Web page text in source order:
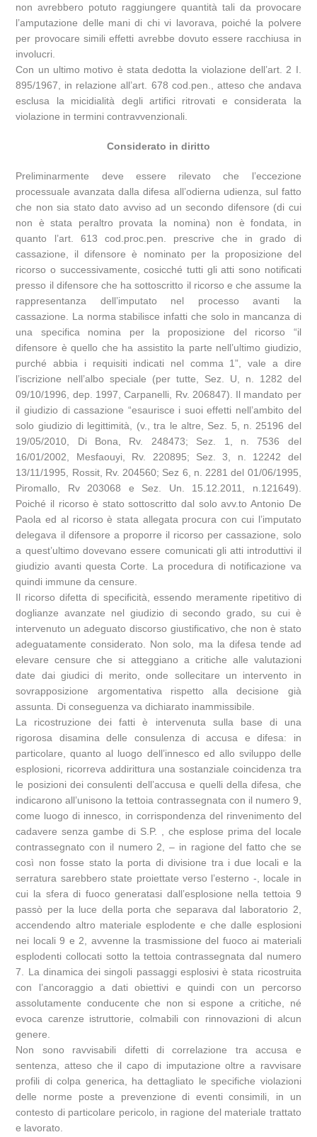
non avrebbero potuto raggiungere quantità tali da provocare
l’amputazione delle mani di chi vi lavorava, poiché la polvere
per provocare simili effetti avrebbe dovuto essere racchiusa in
involucri.
Con un ultimo motivo è stata dedotta la violazione dell’art. 2 I.
895/1967, in relazione all’art. 678 cod.pen., atteso che andava
esclusa la micidialità degli artifici ritrovati e considerata la
violazione in termini contravvenzionali.
Considerato in diritto
Preliminarmente deve essere rilevato che l’eccezione
processuale avanzata dalla difesa all’odierna udienza, sul fatto
che non sia stato dato avviso ad un secondo difensore (di cui
non è stata peraltro provata la nomina) non è fondata, in
quanto l’art. 613 cod.proc.pen. prescrive che in grado di
cassazione, il difensore è nominato per la proposizione del
ricorso o successivamente, cosicché tutti gli atti sono notificati
presso il difensore che ha sottoscritto il ricorso e che assume la
rappresentanza dell’imputato nel processo avanti la
cassazione. La norma stabilisce infatti che solo in mancanza di
una specifica nomina per la proposizione del ricorso “il
difensore è quello che ha assistito la parte nell’ultimo giudizio,
purché abbia i requisiti indicati nel comma 1”, vale a dire
l’iscrizione nell’albo speciale (per tutte, Sez. U, n. 1282 del
09/10/1996, dep. 1997, Carpanelli, Rv. 206847). Il mandato per
il giudizio di cassazione “esaurisce i suoi effetti nell’ambito del
solo giudizio di legittimità, (v., tra le altre, Sez. 5, n. 25196 del
19/05/2010, Di Bona, Rv. 248473; Sez. 1, n. 7536 del
16/01/2002, Mesfaouyi, Rv. 220895; Sez. 3, n. 12242 del
13/11/1995, Rossit, Rv. 204560; Sez 6, n. 2281 del 01/06/1995,
Piromallo, Rv 203068 e Sez. Un. 15.12.2011, n.121649).
Poiché il ricorso è stato sottoscritto dal solo avv.to Antonio De
Paola ed al ricorso è stata allegata procura con cui l’imputato
delegava il difensore a proporre il ricorso per cassazione, solo
a quest’ultimo dovevano essere comunicati gli atti introduttivi il
giudizio avanti questa Corte. La procedura di notificazione va
quindi immune da censure.
Il ricorso difetta di specificità, essendo meramente ripetitivo di
doglianze avanzate nel giudizio di secondo grado, su cui è
intervenuto un adeguato discorso giustificativo, che non è stato
adeguatamente considerato. Non solo, ma la difesa tende ad
elevare censure che si atteggiano a critiche alle valutazioni
date dai giudici di merito, onde sollecitare un intervento in
sovrapposizione argomentativa rispetto alla decisione già
assunta. Di conseguenza va dichiarato inammissibile.
La ricostruzione dei fatti è intervenuta sulla base di una
rigorosa disamina delle consulenza di accusa e difesa: in
particolare, quanto al luogo dell’innesco ed allo sviluppo delle
esplosioni, ricorreva addirittura una sostanziale coincidenza tra
le posizioni dei consulenti dell’accusa e quelli della difesa, che
indicarono all’unisono la tettoia contrassegnata con il numero 9,
come luogo di innesco, in corrispondenza del rinvenimento del
cadavere senza gambe di S.P. , che esplose prima del locale
contrassegnato con il numero 2, – in ragione del fatto che se
così non fosse stato la porta di divisione tra i due locali e la
serratura sarebbero state proiettate verso l’esterno -, locale in
cui la sfera di fuoco generatasi dall’esplosione nella tettoia 9
passò per la luce della porta che separava dal laboratorio 2,
accendendo altro materiale esplodente e che dalle esplosioni
nei locali 9 e 2, avvenne la trasmissione del fuoco ai materiali
esplodenti collocati sotto la tettoia contrassegnata dal numero
7. La dinamica dei singoli passaggi esplosivi è stata ricostruita
con l’ancoraggio a dati obiettivi e quindi con un percorso
assolutamente conducente che non si espone a critiche, né
evoca carenze istruttorie, colmabili con rinnovazioni di alcun
genere.
Non sono ravvisabili difetti di correlazione tra accusa e
sentenza, atteso che il capo di imputazione oltre a ravvisare
profili di colpa generica, ha dettagliato le specifiche violazioni
delle norme poste a prevenzione di eventi consimili, in un
contesto di particolare pericolo, in ragione del materiale trattato
e lavorato.